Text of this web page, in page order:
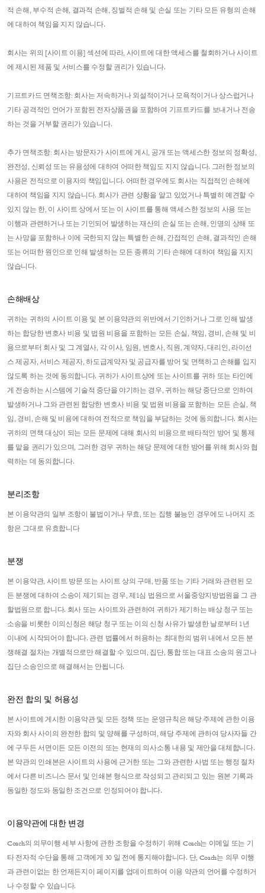
적 손해, 부수적 손해, 결과적 손해, 징벌적 손해 및 손실 또는 기타 모든 유형의 손해
에 대하여 책임을 지지 않습니다.
회사는 위의 [사이트 이용] 섹션에 따라, 사이트에 대한 액세스를 철회하거나 사이트
에 제시된 제품 및 서비스를 수정할 권리가 있습니다.
기프트카드 면책조항: 회사는 저속하거나 외설적이거나 모욕적이거나 상스럽거나
기타 공격적인 언어가 포함된 전자상품권을 포함하여 기프트카드를 보내거나 전송
하는 것을 거부할 권리가 있습니다.
추가 면책조항: 회사는 방문자가 사이트에 게시, 공개 또는 액세스한 정보의 정확성,
완전성, 신뢰성 또는 유용성에 대하여 어떠한 책임도 지지 않습니다. 그러한 정보의
사용은 전적으로 이용자의 책임입니다. 어떠한 경우에도 회사는 직접적인 손해에
대하여 책임을 지지 않습니다. 회사가 관련 상황을 알고 있었거나 특별히 예견할 수
있지 않는 한, 이 사이트 상에서 또는 이 사이트를 통해 액세스한 정보의 사용 또는
이행과 관련하거나 또는 기인되어 발생하는 재산의 손실 또는 손해, 인명의 상해 또
는 사망을 포함하나 이에 국한되지 않는 특별한 손해, 간접적인 손해, 결과적인 손해
또는 어떠한 원인으로 인해 발생하는 모든 종류의 기타 손해에 대하여 책임을 지지
않습니다.
손해배상
귀하는 귀하의 사이트 이용 및 본 이용약관의 위반에서 기인하거나 그로 인해 발생
하는 합당한 변호사 비용 및 법원 비용을 포함하는 모든 손실, 책임, 경비, 손해 및 비
용으로부터 회사 및 그 계열사, 각 이사, 임원, 변호사, 직원, 계약자, 대리인, 라이선
스 제공자, 서비스 제공자, 하도급계약자 및 공급자를 방어 및 면책하고 손해를 입지
않도록 하는 것에 동의합니다. 귀하가 사이트상에 또는 사이트를 귀하 또는 타인에
게 전송하는 시스템에 기술적 중단을 야기하는 경우, 귀하는 해당 중단으로 인하여
발생하거나 그와 관련된 합당한 변호사 비용 및 법원 비용을 포함하는 모든 손실, 책
임, 경비, 손해 및 비용에 대하여 전적으로 책임을 부담하는 것에 동의합니다. 회사는
귀하의 면책 대상이 되는 모든 문제에 대해 회사의 비용으로 배타적인 방어 및 통제
를 맡을 권리가 있으며, 그러한 경우 귀하는 해당 문제에 대한 방어를 위해 회사와 협
력하는 데 동의합니다.
분리조항
본 이용약관의 일부 조항이 불법이거나 무효, 또는 집행 불능인 경우에도 나머지 조
항은 그대로 유효합니다
분쟁
본 이용약관, 사이트 방문 또는 사이트 상의 구매, 반품 또는 기타 거래와 관련된 모
든 분쟁에 대하여 소송이 제기되는 경우, 제1심 법원으로 서울중앙지방법원을 그 관
할법원으로 합니다. 회사 또는 사이트와 관련하여 귀하가 제기하는 배상 청구 또는
소송을 비롯한 이의신청은 해당 청구 또는 이의 신청 사유가 발생한 날로부터 1년
이내에 시작되어야 합니다. 관련 법률에서 허용하는 최대한의 범위 내에서 모든 분
쟁해결 절차는 개별적으로만 해결할 수 있으며, 집단, 통합 또는 대표 소송의 원고나
집단 소송인으로 해결해서는 안됩니다.
완전 합의 및 허용성
본 사이트에 게시한 이용약관 및 모든 정책 또는 운영규칙은 해당 주제에 관한 이용
자와 회사 사이의 완전한 합의 및 양해를 구성하며, 해당 주제에 관하여 당사자들 간
에 구두든 서면이든 모든 이전의 또는 현재의 의사소통 내용 및 제안을 대체합니다.
본 약관의 인쇄본은 사이트의 사용에 근거한 또는 그와 관련한 사법 또는 행정 절차
에서 다른 비즈니스 문서 및 인쇄본 형식으로 작성되고 관리되고 있는 원본 기록과
동일한 정도와 동일한 조건으로 인정되어야 합니다.
이용약관에 대한 변경
Coach의 의무이행 세부 사항에 관한 조항을 수정하기 위해 Coach는 이메일 또는 기
타 전자적 수단을 통해 고객에게 30 일 전에 통지해야합니다. 단, Coach는 의무 이행
과 관련이없는 한 언제든지이 페이지를 업데이트하여 이용 약관의 언어를 수정하거
나 수정할 수 있습니다.